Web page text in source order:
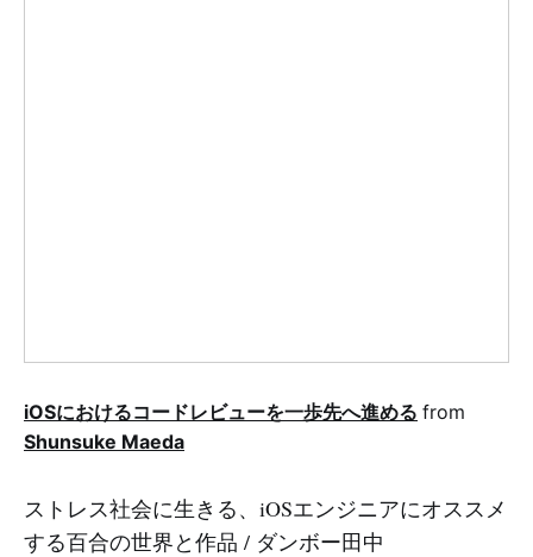
iOSにおけるコードレビューを一歩先へ進める from
Shunsuke Maeda
ストレス社会に生きる、iOSエンジニアにオススメ
する百合の世界と作品 / ダンボー田中